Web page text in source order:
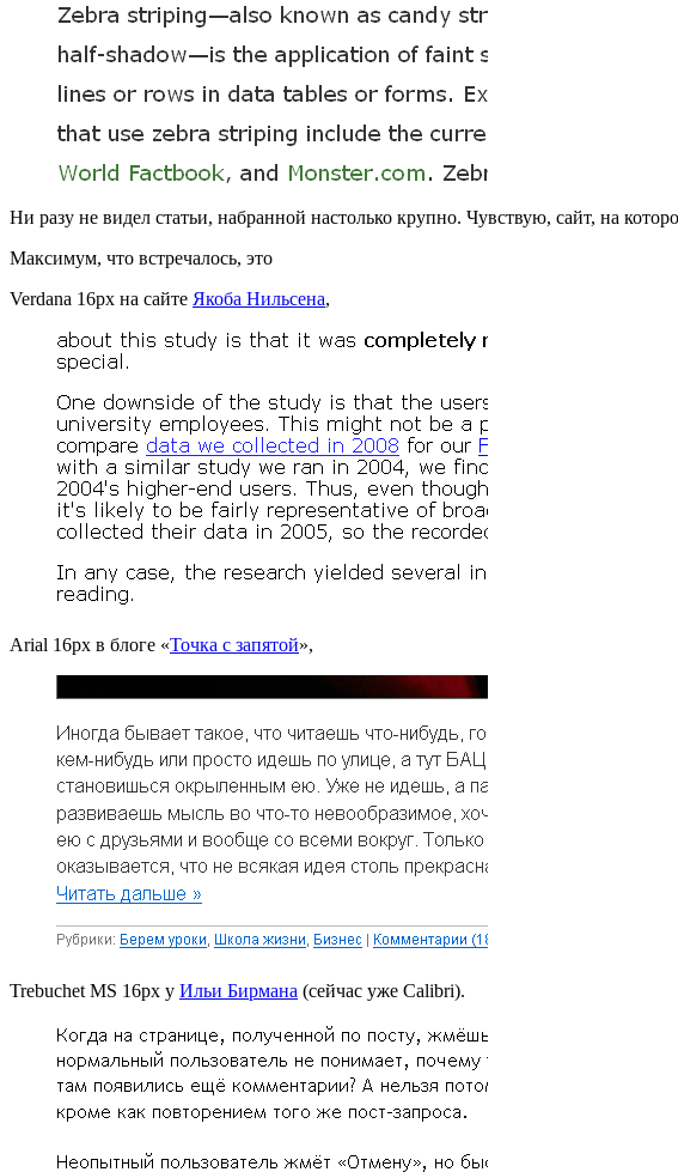
Ни разу не видел статьи, набранной настолько крупно. Чувствую, сайт, на
Максимум, что встречалось, это
Verdana 16px на сайте Якоба Нильсена,
Arial 16px в блоге «Точка с запятой»,
Trebuchet MS 16px у Ильи Бирмана (сейчас уже Calibri).